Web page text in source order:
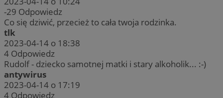
-29 Odpowiedz
Co się dziwić, przecież to cała twoja rodzinka.
tlk
2023-04-14 o 18:38
4 Odpowiedz
Rudolf - dziecko samotnej matki i stary alkoholik... :-)
antywirus
2023-04-14 o 17:19
4 Odpowiedz